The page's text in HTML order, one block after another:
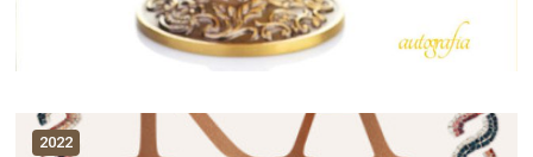
2022